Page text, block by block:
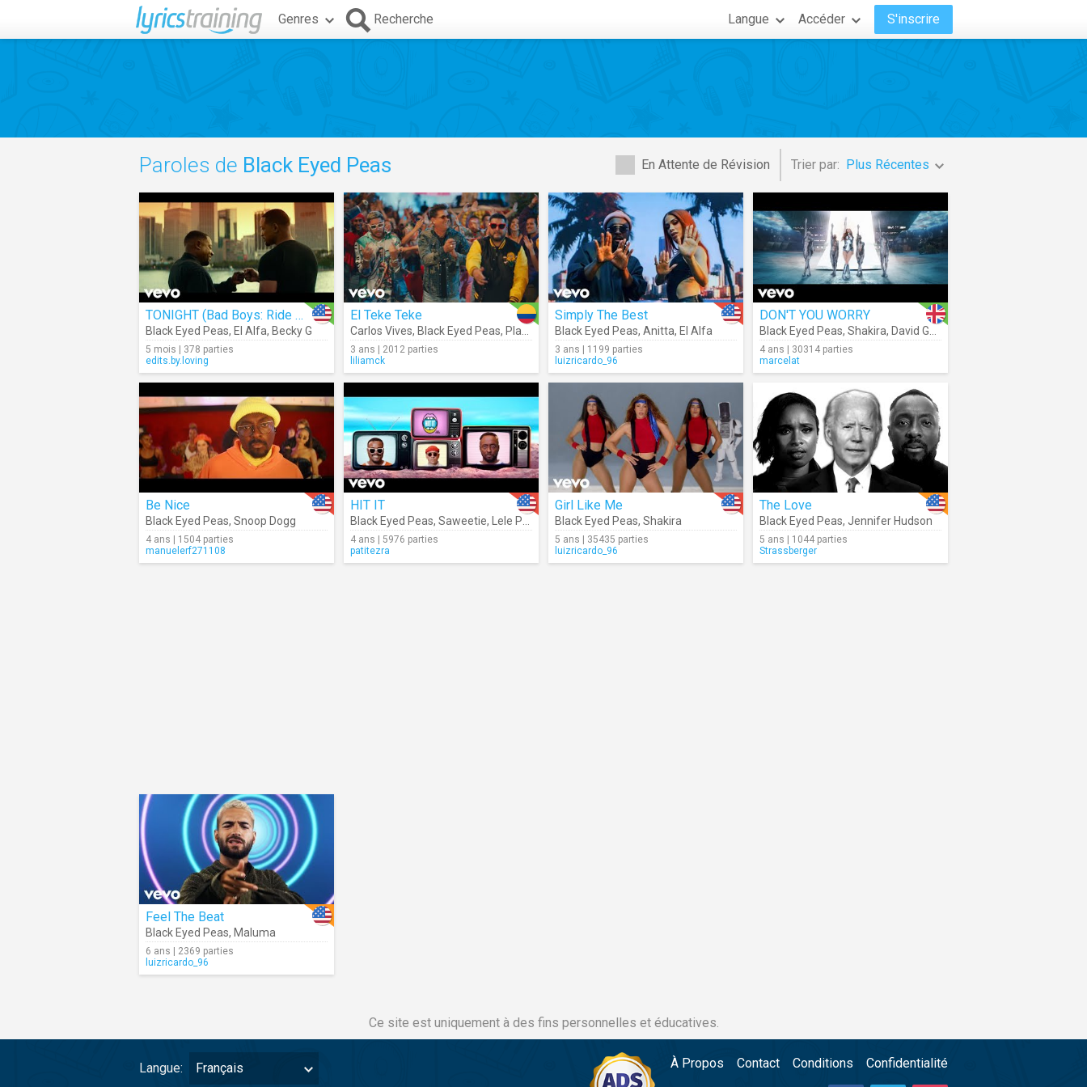
Genres Recherche Langue Accéder S'inscrire
En Attente de Révision Trier par: Plus Récentes
Paroles de Black Eyed Peas
TONIGHT (Bad Boys: Ride Or Die)
Black Eyed Peas, El Alfa, Becky G
5 mois | 378 parties
edits.by.loving
El Teke Teke
Carlos Vives, Black Eyed Peas, Play-N-Skillz
3 ans | 2012 parties
liliamck
Simply The Best
Black Eyed Peas, Anitta, El Alfa
3 ans | 1199 parties
luizricardo_96
DON'T YOU WORRY
Black Eyed Peas, Shakira, David Guetta
4 ans | 30314 parties
marcelat
Be Nice
Black Eyed Peas, Snoop Dogg
4 ans | 1504 parties
manuelerf271108
HIT IT
Black Eyed Peas, Saweetie, Lele Pons
4 ans | 5976 parties
patitezra
Girl Like Me
Black Eyed Peas, Shakira
5 ans | 35435 parties
luizricardo_96
The Love
Black Eyed Peas, Jennifer Hudson
5 ans | 1044 parties
Strassberger
Feel The Beat
Black Eyed Peas, Maluma
6 ans | 2369 parties
luizricardo_96
Ce site est uniquement à des fins personnelles et éducatives.
Langue: Français À Propos Contact Conditions Confidentialité